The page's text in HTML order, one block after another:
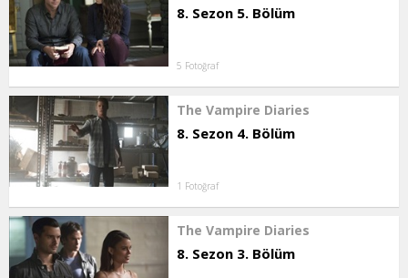
8. Sezon 5. Bölüm
5 Fotoğraf
The Vampire Diaries
8. Sezon 4. Bölüm
1 Fotoğraf
The Vampire Diaries
8. Sezon 3. Bölüm